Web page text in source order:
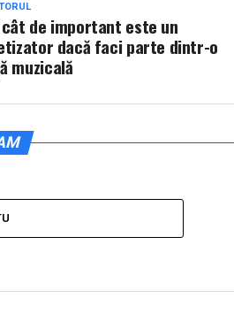
de important este un
dacă faci parte dintr-o
muzicală